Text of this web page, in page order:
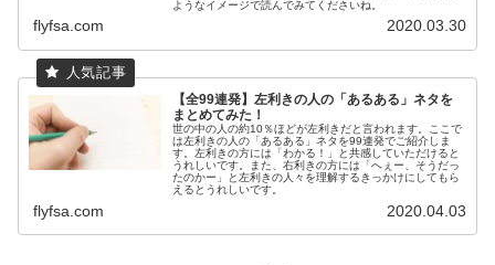
ようなイメージで読んでみてくださいね。
flyfsa.com 2020.03.30
【全99連発】左利きの人の「あるある」ネタを
まとめてみた！
世の中の人の約10％ほどが左利きだと言われます。ここで
は左利きの人の「あるある」ネタを99連発でご紹介しま
す。左利きの方には「わかる！」と共感していただけると
うれしいです。また、右利きの方には「へぇー、そうだっ
たのかー」と左利きの人々を理解するきっかけにしてもら
えるとうれしいです。
flyfsa.com 2020.04.03